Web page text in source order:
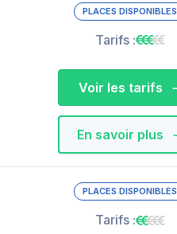
PLACES DISPONIBLES
Tarifs :
En savoir plus
Voir les tarifs
PLACES DISPONIBLES
Tarifs :